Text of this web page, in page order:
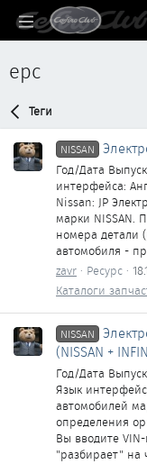
epc
Теги
NISSAN
Год/Дата
интерфейса:
Nissan: JP
марки NISSAN.
номера детали
автомобиля -
zavr
Ресурс
Каталоги
NISSAN
(NISSAN +
Год/Дата
Язык
автомобилей
определения
Вы вводите
"разбирает" на